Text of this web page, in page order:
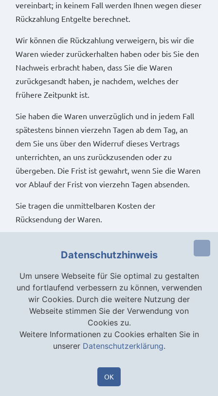
vereinbart; in keinem Fall werden Ihnen wegen dieser
Rückzahlung Entgelte berechnet.
Wir können die Rückzahlung verweigern, bis wir die
Waren wieder zurückerhalten haben oder bis Sie den
Nachweis erbracht haben, dass Sie die Waren
zurückgesandt haben, je nachdem, welches der
frühere Zeitpunkt ist.
Sie haben die Waren unverzüglich und in jedem Fall
spätestens binnen vierzehn Tagen ab dem Tag, an
dem Sie uns über den Widerruf dieses Vertrags
unterrichten, an uns zurückzusenden oder zu
übergeben. Die Frist ist gewahrt, wenn Sie die Waren
vor Ablauf der Frist von vierzehn Tagen absenden.
Sie tragen die unmittelbaren Kosten der
Rücksendung der Waren.
AGB
IMPRESSUM
Datenschutzhinweis
Um unsere Webseite für Sie optimal zu gestalten
und fortlaufend verbessern zu können, verwenden
wir Cookies. Durch die weitere Nutzung der
Webseite stimmen Sie der Verwendung von
Cookies zu.
Weitere Informationen zu Cookies erhalten Sie in
unserer Datenschutzerklärung.
OK